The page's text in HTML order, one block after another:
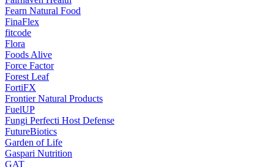
Fearn Natural Food
FinaFlex
fitcode
Flora
Foods Alive
Force Factor
Forest Leaf
FortiFX
Frontier Natural Products
FuelUP
Fungi Perfecti Host Defense
FutureBiotics
Garden of Life
Gaspari Nutrition
GAT